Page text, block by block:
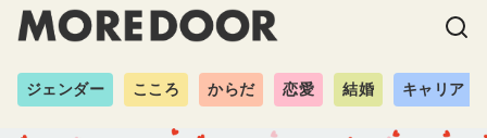
ジェンダー こころ からだ 恋愛 結婚 キャリア